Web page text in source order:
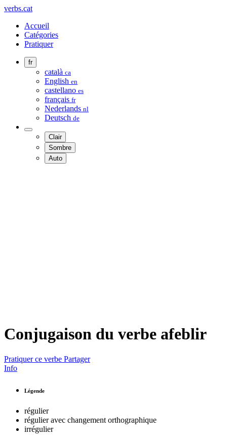
verbs.cat
Accueil
Catégories
Pratiquer
fr
català ca
English en
castellano es
français fr
Nederlands nl
Deutsch de
Clair
Sombre
Auto
Conjugaison du verbe afeblir
Pratiquer ce verbe Partager
Info
Légende
régulier
régulier avec changement orthographique
irrégulier